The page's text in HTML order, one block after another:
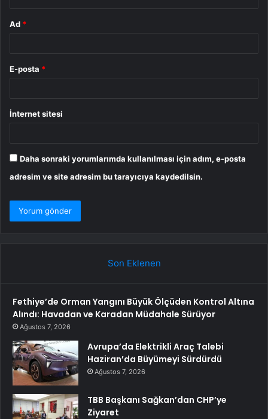
Ad *
E-posta *
İnternet sitesi
Daha sonraki yorumlarımda kullanılması için adım, e-posta
adresim ve site adresim bu tarayıcıya kaydedilsin.
Son Eklenen
Fethiye’de Orman Yangını Büyük Ölçüden Kontrol Altına
Alındı: Havadan ve Karadan Müdahale Sürüyor
Ağustos 7, 2026
Avrupa’da Elektrikli Araç Talebi
Haziran’da Büyümeyi Sürdürdü
Ağustos 7, 2026
TBB Başkanı Sağkan’dan CHP’ye
Ziyaret